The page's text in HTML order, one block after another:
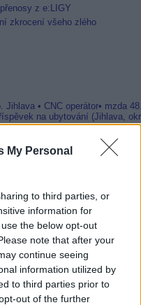
My Personal
to third parties, or
information for
the below opt-out
note that after your
continue seeing
information utilized by
to third parties prior to
out of the further
z e:LIGY
zkrocení všeho zlého
Jihlava • CNC operátor• mzda
na ubytování (Jihlava,
• montážní dělník • mzda 44.700
okres Jihlava)
Jihlava)
• seřizování strojů • mzda
(Jihlava, okres Jihlava)
články